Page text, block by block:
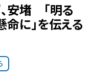
安堵 「明る
に」を伝える